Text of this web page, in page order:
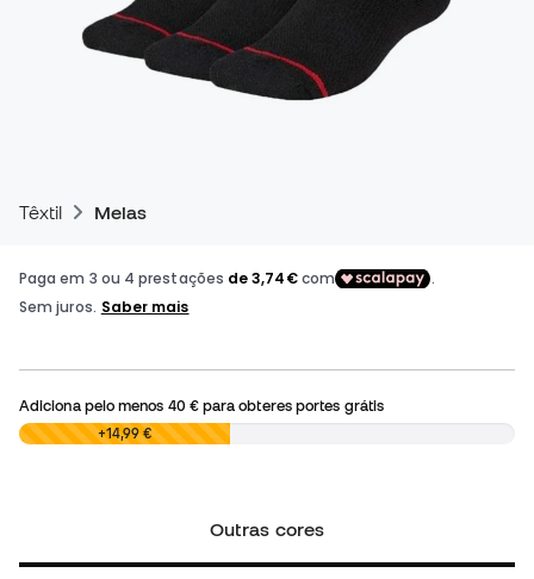
Têxtil Meias
Adiciona pelo menos 40 €para obteres portes grátis
0,00 € +14,99 €
Outras cores